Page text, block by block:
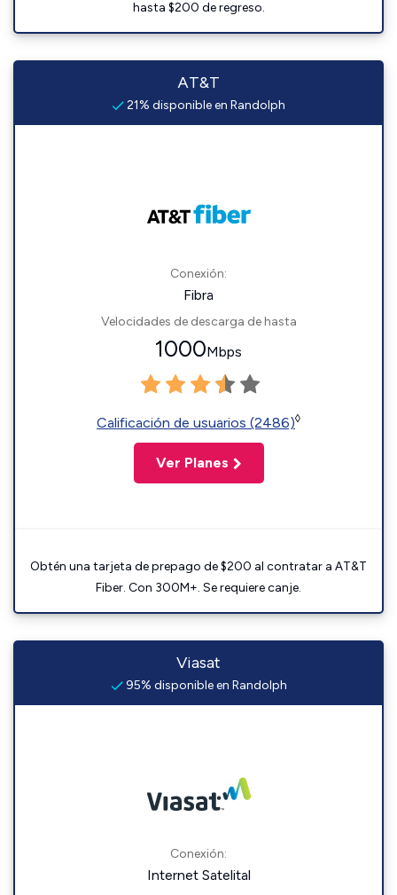
hasta $200 de regreso.
AT&T
21% disponible en Randolph
Conexión:
Fibra
Velocidades de descarga de hasta
1000Mbps
Calificación de usuarios (2486)◊
Ver Planes
Obtén una tarjeta de prepago de $200 al contratar a AT&T
Fiber. Con 300M+. Se requiere canje.
Viasat
95% disponible en Randolph
Conexión:
Internet Satelital